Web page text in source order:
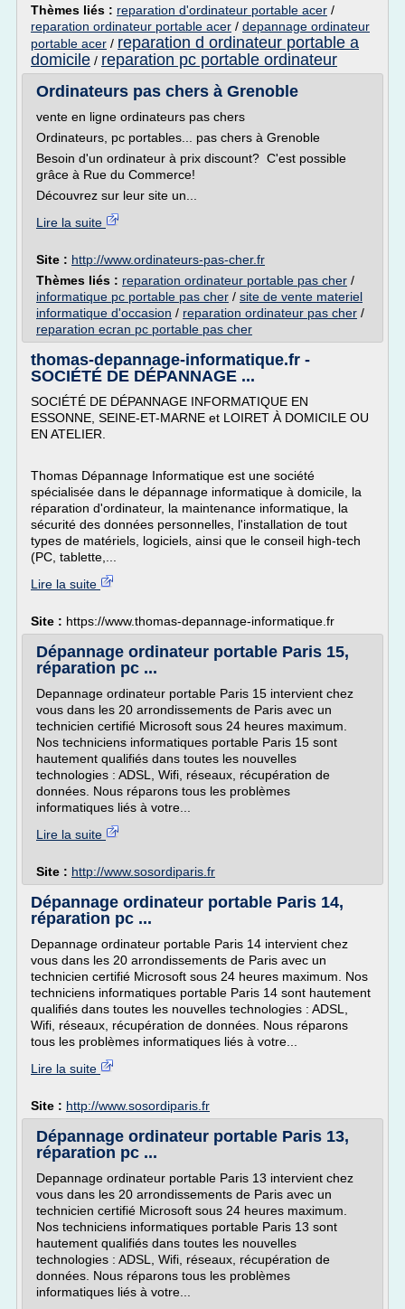
Thèmes liés : reparation d'ordinateur portable acer /
reparation ordinateur portable acer / depannage ordinateur
portable acer / reparation d ordinateur portable a
domicile / reparation pc portable ordinateur
Ordinateurs pas chers à Grenoble
vente en ligne ordinateurs pas chers
Ordinateurs, pc portables... pas chers à Grenoble
Besoin d'un ordinateur à prix discount? C'est possible
grâce à Rue du Commerce!
Découvrez sur leur site un...
Lire la suite
Site : http://www.ordinateurs-pas-cher.fr
Thèmes liés : reparation ordinateur portable pas cher /
informatique pc portable pas cher / site de vente materiel
informatique d'occasion / reparation ordinateur pas cher /
reparation ecran pc portable pas cher
thomas-depannage-informatique.fr -
SOCIÉTÉ DE DÉPANNAGE ...
SOCIÉTÉ DE DÉPANNAGE INFORMATIQUE EN
ESSONNE, SEINE-ET-MARNE et LOIRET À DOMICILE OU
EN ATELIER.
Thomas Dépannage Informatique est une société
spécialisée dans le dépannage informatique à domicile, la
réparation d'ordinateur, la maintenance informatique, la
sécurité des données personnelles, l'installation de tout
types de matériels, logiciels, ainsi que le conseil high-tech
(PC, tablette,...
Lire la suite
Site : https://www.thomas-depannage-informatique.fr
Dépannage ordinateur portable Paris 15,
réparation pc ...
Depannage ordinateur portable Paris 15 intervient chez
vous dans les 20 arrondissements de Paris avec un
technicien certifié Microsoft sous 24 heures maximum.
Nos techniciens informatiques portable Paris 15 sont
hautement qualifiés dans toutes les nouvelles
technologies : ADSL, Wifi, réseaux, récupération de
données. Nous réparons tous les problèmes
informatiques liés à votre...
Lire la suite
Site : http://www.sosordiparis.fr
Dépannage ordinateur portable Paris 14,
réparation pc ...
Depannage ordinateur portable Paris 14 intervient chez
vous dans les 20 arrondissements de Paris avec un
technicien certifié Microsoft sous 24 heures maximum. Nos
techniciens informatiques portable Paris 14 sont hautement
qualifiés dans toutes les nouvelles technologies : ADSL,
Wifi, réseaux, récupération de données. Nous réparons
tous les problèmes informatiques liés à votre...
Lire la suite
Site : http://www.sosordiparis.fr
Dépannage ordinateur portable Paris 13,
réparation pc ...
Depannage ordinateur portable Paris 13 intervient chez
vous dans les 20 arrondissements de Paris avec un
technicien certifié Microsoft sous 24 heures maximum.
Nos techniciens informatiques portable Paris 13 sont
hautement qualifiés dans toutes les nouvelles
technologies : ADSL, Wifi, réseaux, récupération de
données. Nous réparons tous les problèmes
informatiques liés à votre...